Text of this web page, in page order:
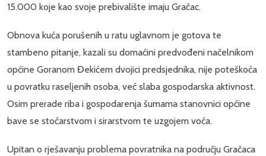
15.000 koje kao svoje prebivalište imaju Gračac.
Obnova kuća porušenih u ratu uglavnom je gotova te
stambeno pitanje, kazali su domaćini predvođeni načelnikom
općine Goranom Đekićem dvojici predsjednika, nije poteškoća
u povratku raseljenih osoba, već slaba gospodarska aktivnost.
Osim prerade riba i gospodarenja šumama stanovnici općine
bave se stočarstvom i sirarstvom te uzgojem voća.
Upitan o rješavanju problema povratnika na području Gračaca